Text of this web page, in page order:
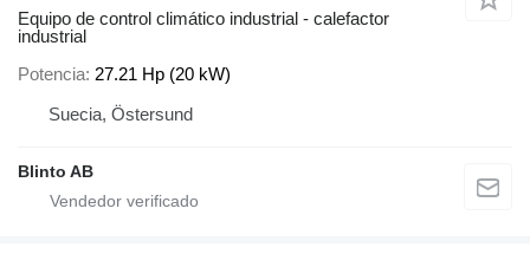
Equipo de control climático industrial - calefactor
industrial
Potencia 27.21 Hp (20 kW)
Suecia, Östersund
Blinto AB